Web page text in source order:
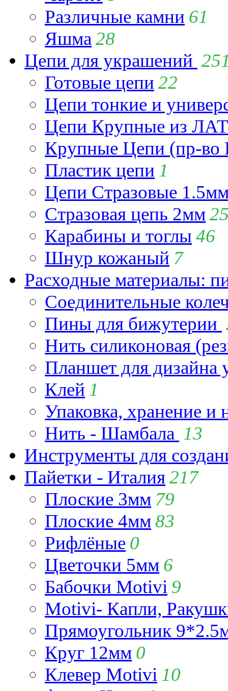
Различные камни 61
Яшма 28
Цепи для украшений
Готовые цепи 22
Цепи тонкие и
Цепи Крупные из
Крупные Цепи (пр-во
Пластик цепи 1
Цепи Стразовые
Стразовая цепь 2мм
Карабины и тоглы 46
Шнур кожаный 7
Расходные материалы:
Соединительные
Пины для бижутерии
Нить силиконовая
Планшет для
Клей 1
Упаковка, хранение и
Нить - Шамбала 13
Инструменты для
Пайетки - Италия217
Плоские 3мм 79
Плоские 4мм83
Рифлёные 0
Цветочки 5мм 6
Бабочки Motivi 9
Motivi- Капли,
Прямоугольник
Круг 12мм 0
Клевер Motivi 10